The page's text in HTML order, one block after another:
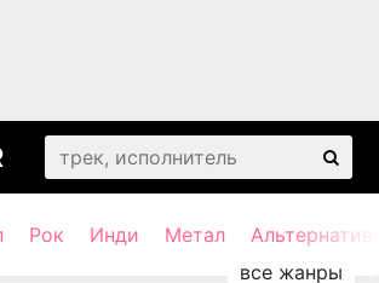
Рок Инди Метал